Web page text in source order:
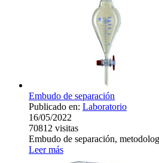
Embudo de separación
Publicado en: Laboratorio
16/05/2022
70812 visitas
Embudo de separación,
Leer más